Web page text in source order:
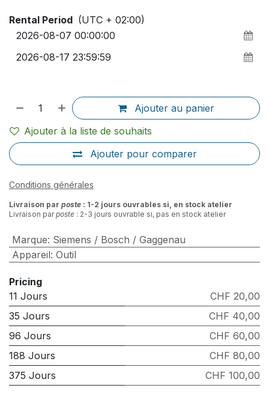
Rental Period (UTC + 02:00)
Ajouter au panier
Ajouter pour comparer
Ajouter à la liste de souhaits
Conditions générales
Livraison par poste : 1-2 jours ouvrables si, en stock atelier
Livraison parposte : 2-3 jours ouvrable si, pas en stock atelier
Marque: Siemens / Bosch / Gaggenau
Appareil: Outil
Pricing
11 Jours
CHF 20,00
35 Jours
CHF 40,00
96 Jours
CHF 60,00
188 Jours
CHF 80,00
375 Jours
CHF 100,00